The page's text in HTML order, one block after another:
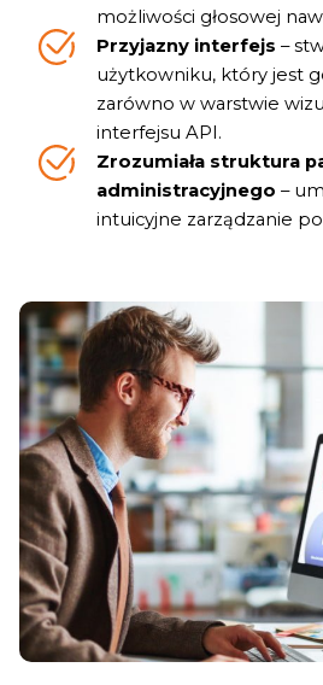
możliwości głosowej
Przyjazny interfejs –
użytkowniku, który jest
zarówno w warstwie
interfejsu API.
Zrozumiała struktura
administracyjnego –
intuicyjne zarządzanie